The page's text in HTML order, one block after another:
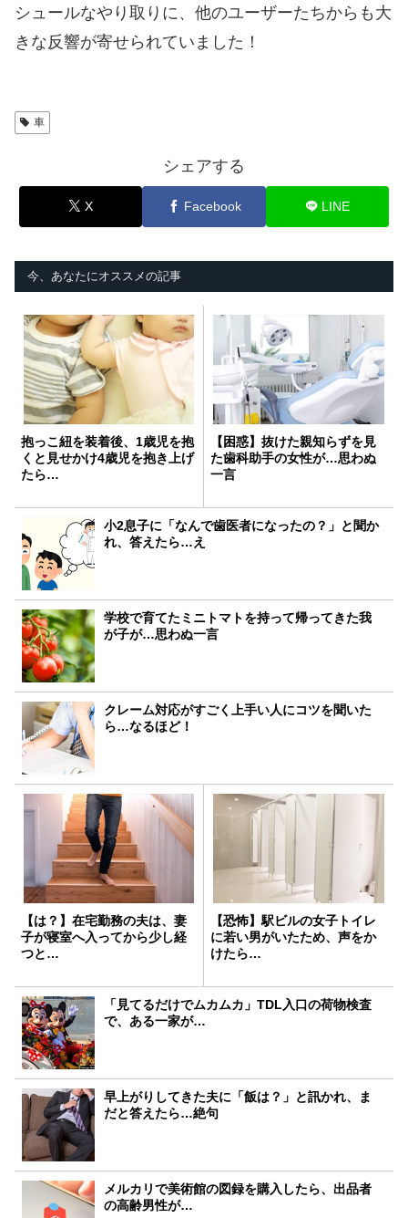
シュールなやり取りに、他のユーザーたちからも大
きな反響が寄せられていました！
車
シェアする
X Facebook LINE
今、あなたにオススメの記事
抱っこ紐を装着後、1歳児を抱
くと見せかけ4歳児を抱き上げ
たら…
【困惑】抜けた親知らずを見
た歯科助手の女性が…思わぬ
一言
小2息子に「なんで歯医者になったの？」と聞か
れ、答えたら…え
学校で育てたミニトマトを持って帰ってきた我
が子が…思わぬ一言
クレーム対応がすごく上手い人にコツを聞いた
ら…なるほど！
【は？】在宅勤務の夫は、妻
子が寝室へ入ってから少し経
つと…
【恐怖】駅ビルの女子トイレ
に若い男がいたため、声をか
けたら…
「見てるだけでムカムカ」TDL入口の荷物検査
で、ある一家が…
早上がりしてきた夫に「飯は？」と訊かれ、ま
だと答えたら…絶句
メルカリで美術館の図録を購入したら、出品者
の高齢男性が…